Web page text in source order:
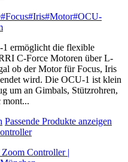
#Focus#Iris#Motor#OCU-
ermöglicht die flexible
C-Force Motoren über L-
ob der Motor für Focus, Iris
wird. Die OCU-1 ist klein
um an Gimbals, Stützrohren,
mont...
Passende Produkte anzeigen